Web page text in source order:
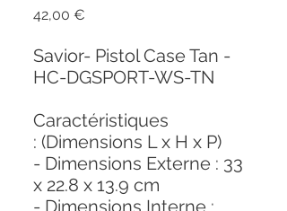
42,00 €
Savior- Pistol Case Tan -
HC-DGSPORT-WS-TN
Caractéristiques
: (Dimensions L x H x P)
- Dimensions Externe : 33
x 22.8 x 13.9 cm
- Dimensions Interne :